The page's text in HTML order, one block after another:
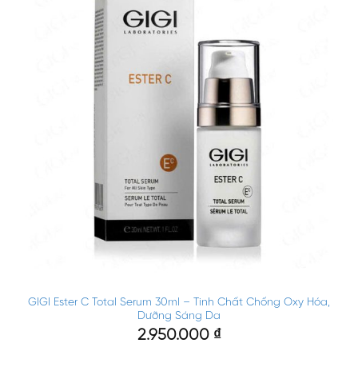
GIGI Ester C Total Serum 30ml – Tinh Chất Chống Oxy Hóa,
Dưỡng Sáng Da
2.950.000 ₫